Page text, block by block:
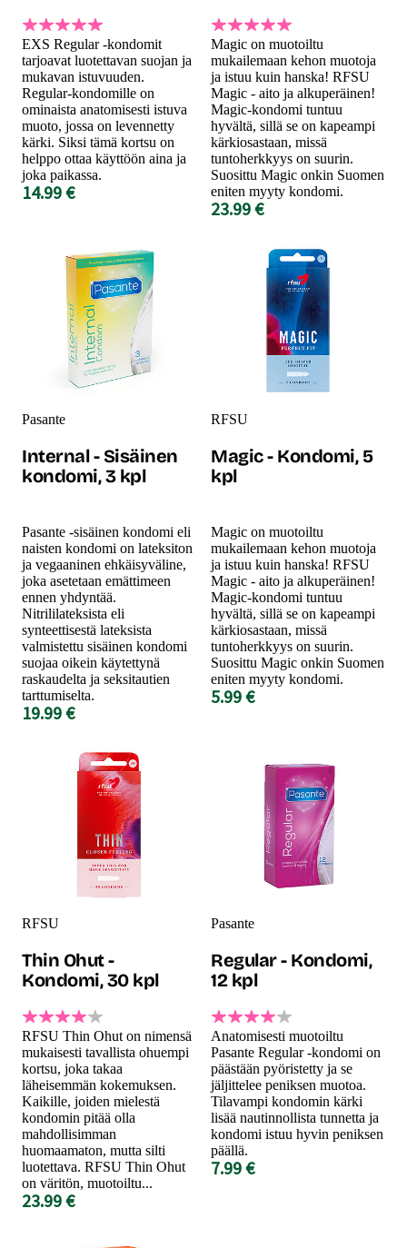
EXS Regular -kondomit
tarjoavat luotettavan suojan ja
mukavan istuvuuden.
Regular-kondomille on
ominaista anatomisesti istuva
muoto, jossa on levennetty
kärki. Siksi tämä kortsu on
helppo ottaa käyttöön aina ja
joka paikassa.
14.99 €
Magic on muotoiltu
mukailemaan kehon muotoja
ja istuu kuin hanska! RFSU
Magic - aito ja alkuperäinen!
Magic-kondomi tuntuu
hyvältä, sillä se on kapeampi
kärkiosastaan, missä
tuntoherkkyys on suurin.
Suosittu Magic onkin Suomen
eniten myyty kondomi.
23.99 €
Pasante
Internal - Sisäinen
kondomi, 3 kpl
Pasante -sisäinen kondomi eli
naisten kondomi on lateksiton
ja vegaaninen ehkäisyväline,
joka asetetaan emättimeen
ennen yhdyntää.
Nitrililateksista eli
synteettisestä lateksista
valmistettu sisäinen kondomi
suojaa oikein käytettynä
raskaudelta ja seksitautien
tarttumiselta.
19.99 €
RFSU
Magic - Kondomi, 5
kpl
Magic on muotoiltu
mukailemaan kehon muotoja
ja istuu kuin hanska! RFSU
Magic - aito ja alkuperäinen!
Magic-kondomi tuntuu
hyvältä, sillä se on kapeampi
kärkiosastaan, missä
tuntoherkkyys on suurin.
Suosittu Magic onkin Suomen
eniten myyty kondomi.
5.99 €
RFSU
Thin Ohut -
Kondomi, 30 kpl
RFSU Thin Ohut on nimensä
mukaisesti tavallista ohuempi
kortsu, joka takaa
läheisemmän kokemuksen.
Kaikille, joiden mielestä
kondomin pitää olla
mahdollisimman
huomaamaton, mutta silti
luotettava. RFSU Thin Ohut
on väritön, muotoiltu...
23.99 €
Pasante
Regular - Kondomi,
12 kpl
Anatomisesti muotoiltu
Pasante Regular -kondomi on
päästään pyöristetty ja se
jäljittelee peniksen muotoa.
Tilavampi kondomin kärki
lisää nautinnollista tunnetta ja
kondomi istuu hyvin peniksen
päällä.
7.99 €